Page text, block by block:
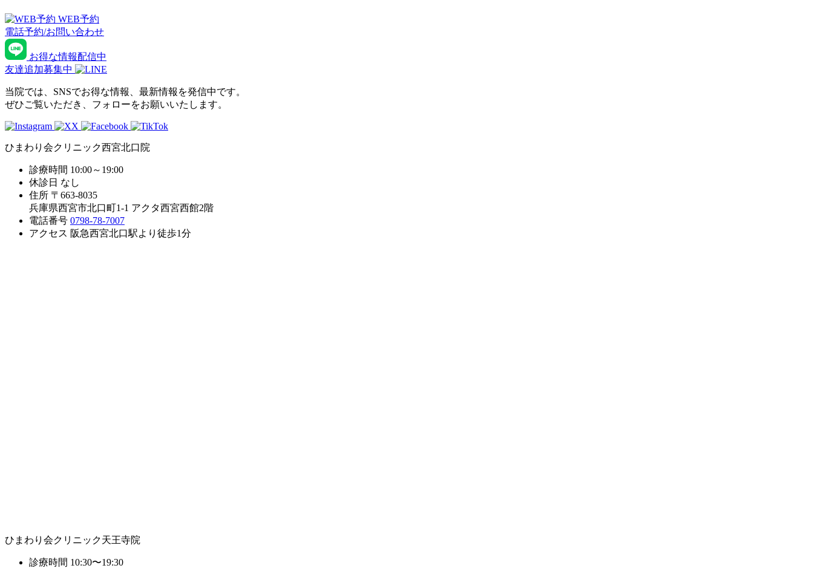
WEB予約
電話予約/お問い合わせ
お得な情報配信中
友達追加募集中
当院では、SNSでお得な情報、最新情報を発信中です。
ぜひご覧いただき、フォローをお願いいたします。
ひまわり会クリニック西宮北口院
診療時間 10:00～19:00
休診日 なし
住所 〒663-8035
兵庫県西宮市北口町1-1 アクタ西宮西館2階
電話番号 0798-78-7007
アクセス 阪急西宮北口駅より徒歩1分
ひまわり会クリニック天王寺院
診療時間 10:30〜19:30